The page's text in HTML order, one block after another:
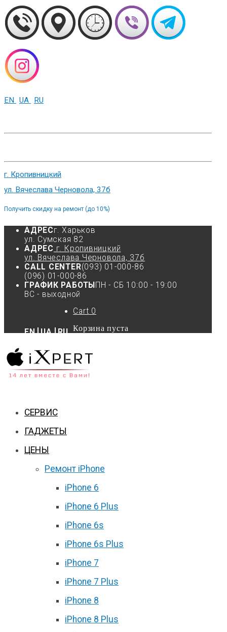
EN UA RU
г. Кропивницкий
ул. Вячеслава Черновола, 37б
Получить скидку на ремонт (до 10%)
АДРЕСг. Харьков
ул. Сумская 82
АДРЕС г. Кропивницкий
ул. Вячеслава Черновола, 37б
CALL CENTER(093) 01-000-86
(096) 01-000-86
ГРАФИК РАБОТЫ ПН - СБ 10:00 - 19:00
ВС - выходной
EN UA RU
Cart 0
Корзина пуста
СЕРВИС
ГАДЖЕТЫ
ЦЕНЫ
Ремонт iPhone
iPhone 6
iPhone 6 Plus
iPhone 6s
iPhone 6s Plus
iPhone 7
iPhone 7 Plus
iPhone 8
iPhone 8 Plus